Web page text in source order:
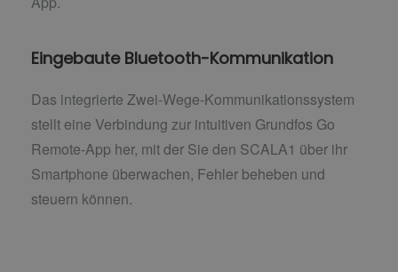
Eingebaute Bluetooth-Kommunikation
Das integrierte Zwei-Wege-Kommunikationssystem
stellt eine Verbindung zur intuitiven Grundfos Go
Remote-App her, mit der Sie den SCALA1 über ihr
Smartphone überwachen, Fehler beheben und
steuern können.